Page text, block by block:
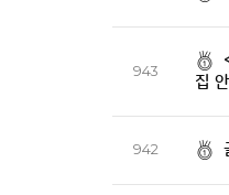
943
집
942